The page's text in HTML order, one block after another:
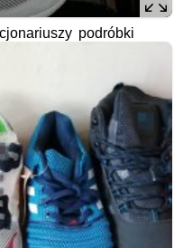
podróbki